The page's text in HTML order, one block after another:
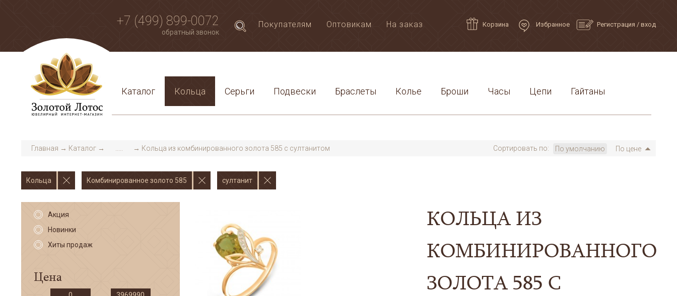
+7 (499) 899-0072
обратный звонок
Покупателям Оптовикам На заказ Корзина Избранное Регистрация / вход
Каталог Кольца Серьги Подвески Браслеты Колье Броши Часы Цепи Гайтаны
Главная → Каталог → → Кольца из комбинированного золота 585 с султанитом Сортировать по: По умолчанию По цене
Кольца Комбинированное золото 585 султанит
Акция
Новинки
Хиты продаж
Цена
КОЛЬЦА ИЗ
КОМБИНИРОВАННОГО
ЗОЛОТА 585 С